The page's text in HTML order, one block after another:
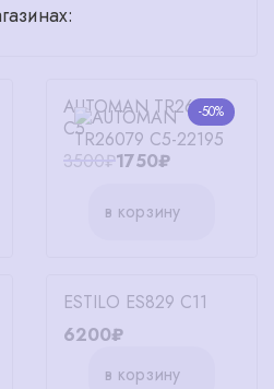
-50%
AUTOMAN TR26079
C5
3500₽1750₽
в корзину
ESTILO ES829 C11
6200₽
в корзину